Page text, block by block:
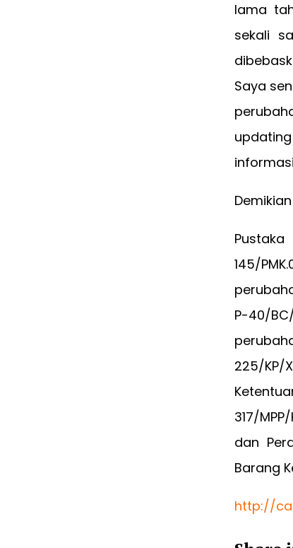
lama
sekali
Saya
Pustaka
145/
P-40/
225/KP/
317/
dan
Barang
http://